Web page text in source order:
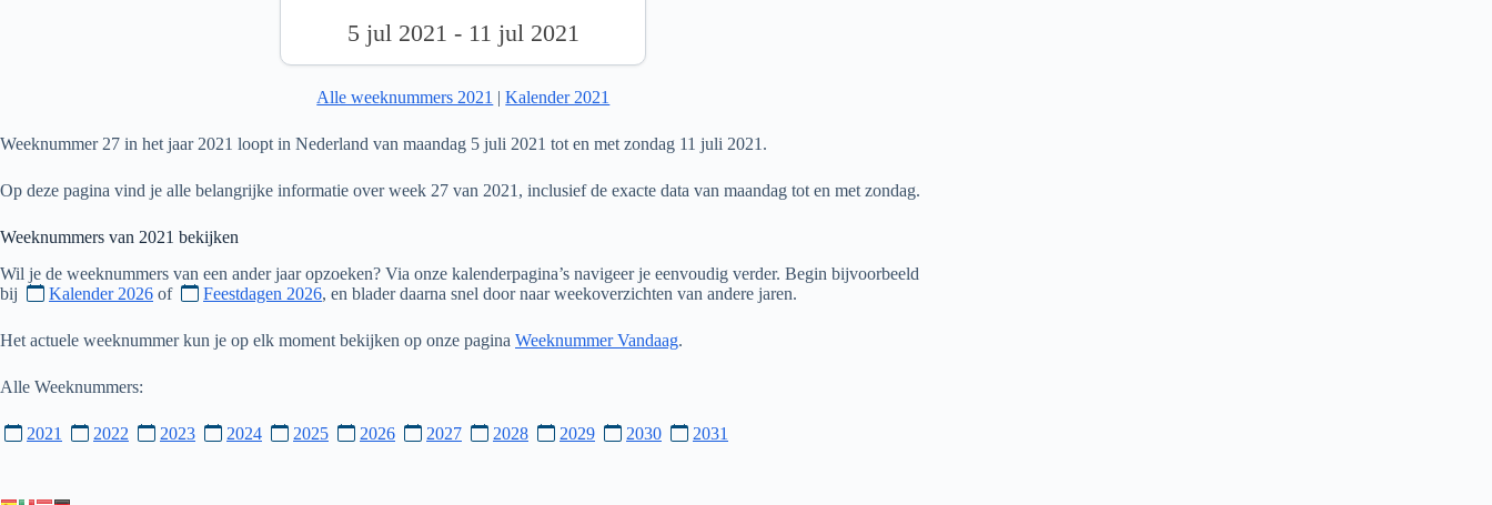
5 jul 2021 - 11 jul 2021
Alle weeknummers 2021 |Kalender 2021
Weeknummer 27 in het jaar 2021 loopt in Nederland van maandag 5 juli 2021 tot en met zondag 11 juli 2021.
Op deze pagina vind je alle belangrijke informatie over week 27 van 2021, inclusief de exacte data van maandag tot en met zondag.
Weeknummers van 2021 bekijken
Wil je de weeknummers van een ander jaar opzoeken? Via onze kalenderpagina’s navigeer je eenvoudig verder. Begin bijvoorbeeld
bij
Kalender 2026 of Feestdagen 2026, en blader daarna snel door naar weekoverzichten van andere jaren.
Het actuele weeknummer kun je op elk moment bekijken op onze pagina Weeknummer Vandaag.
Alle Weeknummers:
2021 2022 2023 2024 2025 2026 2027 2028 2029 2030 2031